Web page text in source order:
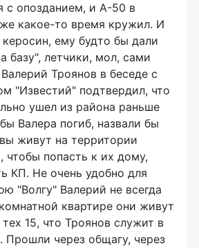
с опозданием, и А-50 в
какое-то время кружил. И
керосин, ему будто бы дали
базу", летчики, мол, сами
Троянов в беседе с
"Известий" подтвердил, что
ушел из района раньше
Валера погиб, назвали бы
живут на территории
чтобы попасть к их дому,
КП. Не очень удобно для
"Волгу" Валерий не всегда
квартире они живут
15, что Троянов служит в
через общагу, через